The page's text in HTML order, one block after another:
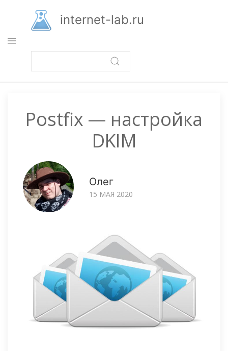
основному
содержанию
internet-lab.ru
Postfix — настройка
DKIM
Олег
15 МАЯ 2020